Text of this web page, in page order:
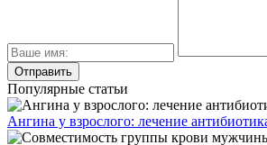
Популярные статьи
Ангина у взрослого: лечение